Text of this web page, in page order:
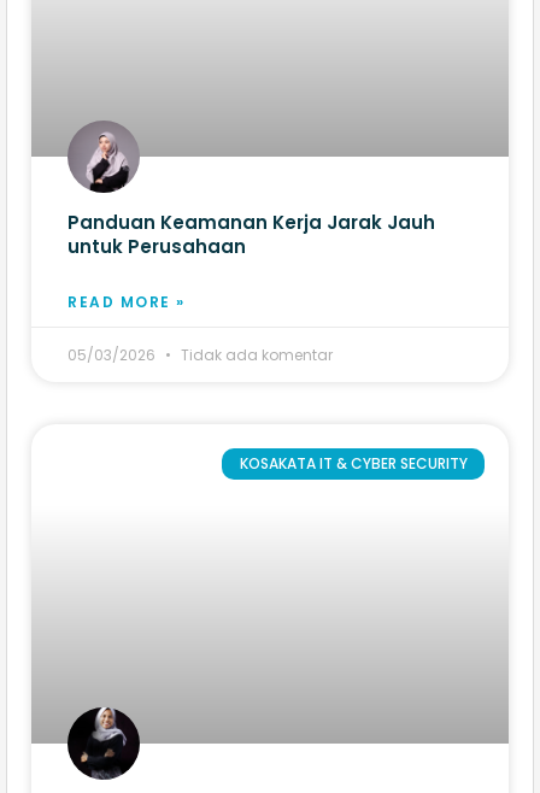
Panduan Keamanan Kerja Jarak Jauh
untuk Perusahaan
READ MORE »
05/03/2026 Tidak ada komentar
KOSAKATA IT & CYBER SECURITY